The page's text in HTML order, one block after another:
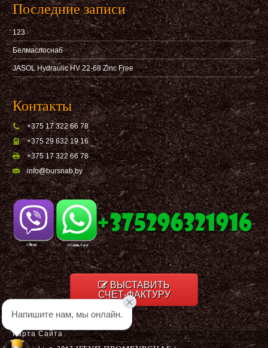
Последние записи
123
Белмаслоснаб
JASOL Hydraulic HV 22-68 Zinc Free
Контакты
+375 17 322 66 78
+375 29 632 19 16
+375 17 322 66 78
info@bursnab,by
ВЫСТАВИТЬ
СЧЕТ-ФАКТУРУ
Карта Сайта
Напишите нам, мы онлайн.